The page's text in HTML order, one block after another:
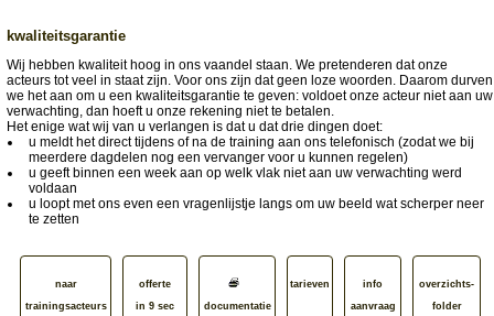
kwaliteitsgarantie
Wij hebben kwaliteit hoog in ons vaandel staan. We pretenderen dat onze
acteurs tot veel in staat zijn. Voor ons zijn dat geen loze woorden. Daarom durven
we het aan om u een kwaliteitsgarantie te geven: voldoet onze acteur niet aan uw
verwachting, dan hoeft u onze rekening niet te betalen.
Het enige wat wij van u verlangen is dat u dat drie dingen doet:
u meldt het direct tijdens of na de training aan ons telefonisch (zodat we bij
meerdere dagdelen nog een vervanger voor u kunnen regelen)
u geeft binnen een week aan op welk vlak niet aan uw verwachting werd
voldaan
u loopt met ons even een vragenlijstje langs om uw beeld wat scherper neer
te zetten
naar
trainingsacteurs
offerte
in 9 sec
documentatie
tarieven
info
aanvraag
overzichts­
folder